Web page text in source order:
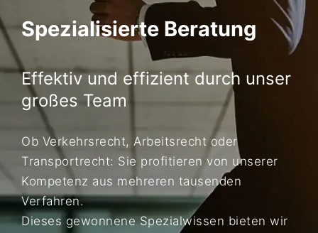
Spezialisierte Beratung
Effektiv und effizient durch unser
großes Team
Ob Verkehrsrecht, Arbeitsrecht oder
Transportrecht: Sie profitieren von unserer
Kompetenz aus mehreren tausenden
Verfahren.
Dieses gewonnene Spezialwissen bieten wir